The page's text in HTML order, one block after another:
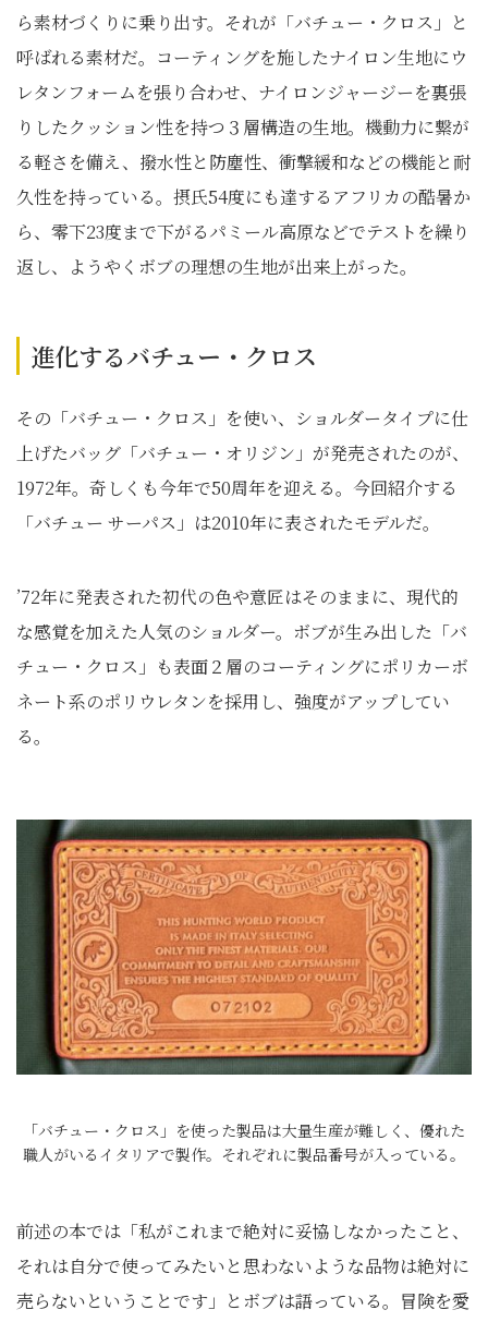
ら素材づくりに乗り出す。それが「バチュー・クロス」と
呼ばれる素材だ。コーティングを施したナイロン生地にウ
レタンフォームを張り合わせ、ナイロンジャージーを裏張
りしたクッション性を持つ３層構造の生地。機動力に繋が
る軽さを備え、撥水性と防塵性、衝撃緩和などの機能と耐
久性を持っている。摂氏54度にも達するアフリカの酷暑か
ら、零下23度まで下がるパミール高原などでテストを繰り
返し、ようやくボブの理想の生地が出来上がった。
進化するバチュー・クロス
その「バチュー・クロス」を使い、ショルダータイプに仕
上げたバッグ「バチュー・オリジン」が発売されたのが、
1972年。奇しくも今年で50周年を迎える。今回紹介する
「バチュー サーパス」は2010年に表されたモデルだ。
’72年に発表された初代の色や意匠はそのままに、現代的
な感覚を加えた人気のショルダー。ボブが生み出した「バ
チュー・クロス」も表面２層のコーティングにポリカーボ
ネート系のポリウレタンを採用し、強度がアップしてい
る。
「バチュー・クロス」を使った製品は大量生産が難しく、優れた
職人がいるイタリアで製作。それぞれに製品番号が入っている。
前述の本では「私がこれまで絶対に妥協しなかったこと、
それは自分で使ってみたいと思わないような品物は絶対に
売らないということです」とボブは語っている。冒険を愛